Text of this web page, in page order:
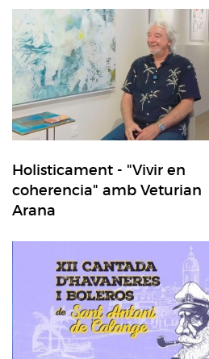
Holisticament - "Vivir en
coherencia" amb Veturian
Arana